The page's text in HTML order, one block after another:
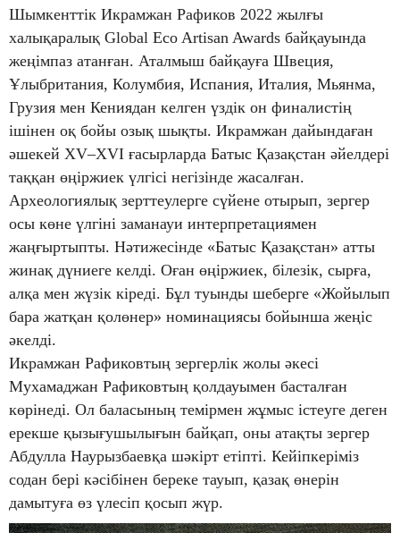
Шымкенттік Икрамжан Рафиков 2022 жылғы
халықаралық Global Eco Artisan Awards байқауында
жеңімпаз атанған. Аталмыш байқауға Швеция,
Ұлыбритания, Колумбия, Испания, Италия, Мьянма,
Грузия мен Кениядан келген үздік он финалистің
ішінен оқ бойы озық шықты. Икрамжан дайындаған
әшекей XV–XVI ғасырларда Батыс Қазақстан әйелдері
таққан өңіржиек үлгісі негізінде жасалған.
Археологиялық зерттеулерге сүйене отырып, зергер
осы көне үлгіні заманауи интерпретациямен
жаңғыртыпты. Нәтижесінде «Батыс Қазақстан» атты
жинақ дүниеге келді. Оған өңіржиек, білезік, сырға,
алқа мен жүзік кіреді. Бұл туынды шеберге «Жойылып
бара жатқан қолөнер» номинациясы бойынша жеңіс
әкелді.
Икрамжан Рафиковтың зергерлік жолы әкесі
Мухамаджан Рафиковтың қолдауымен басталған
көрінеді. Ол баласының темірмен жұмыс істеуге деген
ерекше қызығушылығын байқап, оны атақты зергер
Абдулла Наурызбаевқа шәкірт етіпті. Кейіпкеріміз
содан бері кәсібінен береке тауып, қазақ өнерін
дамытуға өз үлесіп қосып жүр.